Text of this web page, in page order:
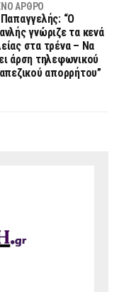
ΆΡΘΡΟ
“Ο
γνώριζε τα κενά
στα τρένα – Να
άρση τηλεφωνικού
απορρήτου”